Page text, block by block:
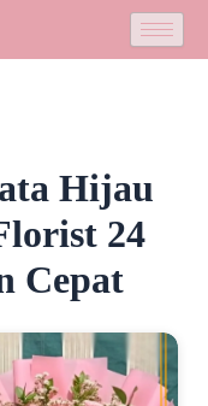
Hijau
24
Cepat